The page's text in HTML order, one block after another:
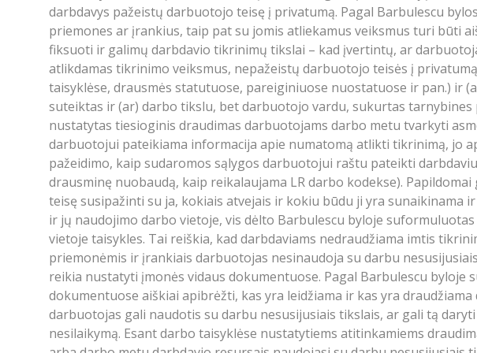
darbdavys pažeistų darbuotojo teisę į privatumą. Pagal Barbulescu
priemones ar įrankius, taip pat su jomis atliekamus veiksmus turi būti
fiksuoti ir galimų darbdavio tikrinimų tikslai – kad įvertintų, ar
atlikdamas tikrinimo veiksmus, nepažeistų darbuotojo teisės į
taisyklėse, drausmės statutuose, pareiginiuose nuostatuose ir pan.)
suteiktas ir (ar) darbo tikslu, bet darbuotojo vardu, sukurtas
nustatytas tiesioginis draudimas darbuotojams darbo metu tvarkyti
darbuotojui pateikiama informacija apie numatomą atlikti tikrinimą, jo
pažeidimo, kaip sudaromos sąlygos darbuotojui raštu pateikti
drausminę nuobaudą, kaip reikalaujama LR darbo kodekse).
teisę susipažinti su ja, kokiais atvejais ir kokiu būdu ji yra sunaikinama
ir jų naudojimo darbo vietoje, vis dėlto Barbulescu byloje
vietoje taisykles. Tai reiškia, kad darbdaviams nedraudžiama imtis
priemonėmis ir įrankiais darbuotojas nesinaudoja su darbu
reikia nustatyti įmonės vidaus dokumentuose. Pagal Barbulescu
dokumentuose aiškiai apibrėžti, kas yra leidžiama ir kas yra
darbuotojas gali naudotis su darbu nesusijusiais tikslais, ar gali tą
nesilaikymą. Esant darbo taisyklėse nustatytiems atitinkamiems